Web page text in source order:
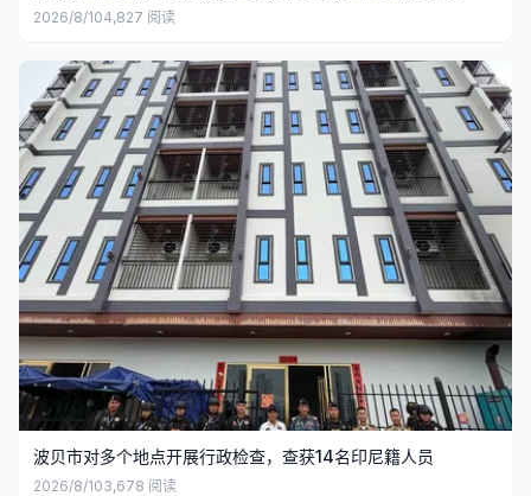
2026/8/104,827 阅读
波贝市对多个地点开展行政检查，查获14名印尼籍人员
2026/8/103,678 阅读